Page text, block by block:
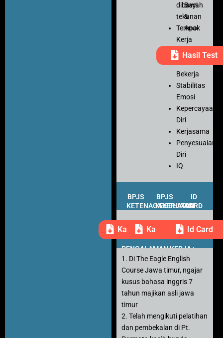
dibawah
tekanan
Tempo
Kerja
Ketelitian
Motivasi
Bekerja
Stabilitas
Emosi
Kepercayaan
Diri
Kerjasama
Penyesuaian
Diri
IQ
Bayi
&
Anak
Hasil Test
BPJS
KETENAGAKERJAAN
BPJS
KESEHATAN
ID
CARD
Kartu PesertaKartu PesertaId Card
PENGALAMAN KERJA :
1. Di The Eagle English
Course Jawa timur, ngajar
kusus bahasa inggris 7
tahun majikan asli jawa
timur
2. Telah mengikuti pelatihan
dan pembekalan di Pt.